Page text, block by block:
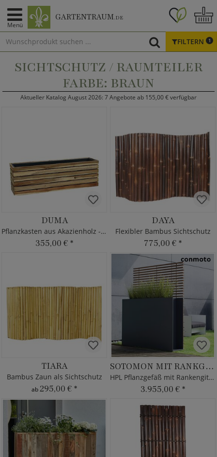
Menü
GARTENTRAUM.DE
FILTERN 1
SICHTSCHUTZ / RAUMTEILER
FARBE: BRAUN
Aktueller Katalog August 2026: 7 Angebote ab 155,00 € verfügbar
DUMA
Pflanzkasten aus Akazienholz - Eckig
355,00 € *
DAYA
Flexibler Bambus Sichtschutz
775,00 € *
TIARA
Bambus Zaun als Sichtschutz
ab295,00 € *
SOTOMON MIT RANKGITTER
HPL Pflanzgefäß mit Rankengitter
3.955,00 € *